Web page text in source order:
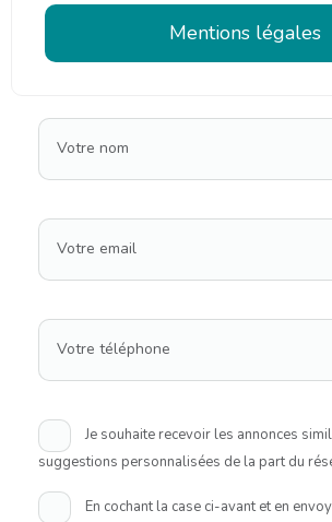
Mentions légales
Votre nom
Votre email
Votre téléphone
Je souhaite recevoir les annonces
suggestions personnalisées de la part du
En cochant la case ci-avant et en